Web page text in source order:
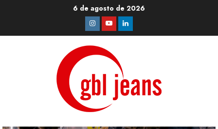
6 de agosto de 2026
Instagram
YoutubeLinkedin